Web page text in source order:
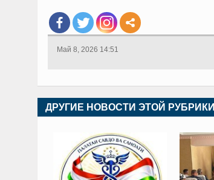
Май 8, 2026 14:51
ДРУГИЕ НОВОСТИ ЭТОЙ РУБРИКИ